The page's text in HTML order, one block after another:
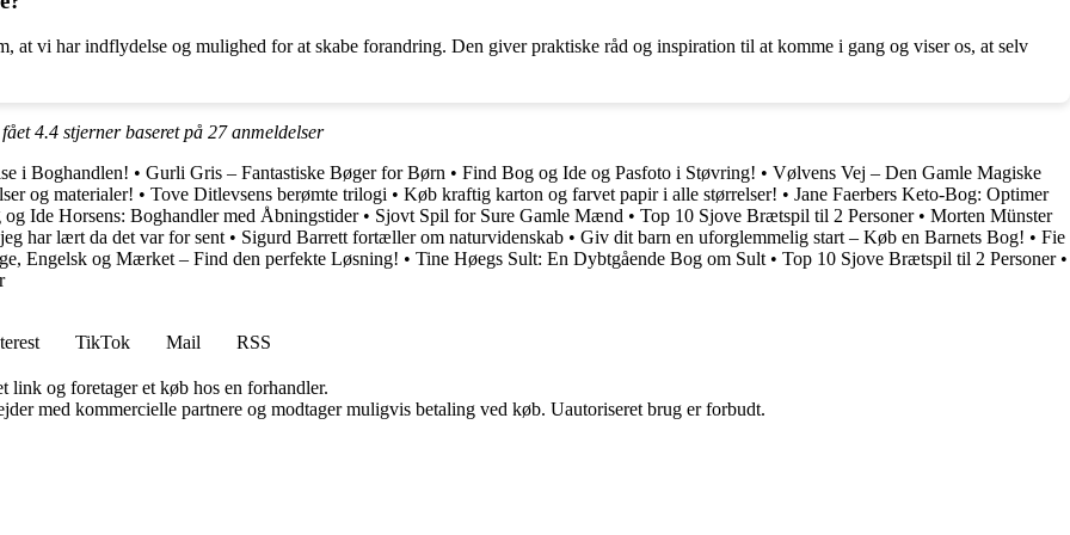
at vi har indflydelse og mulighed for at skabe forandring. Den giver praktiske råd og inspiration til at komme i gang og viser os, at selv
4.4 stjerner baseret på 27anmeldelser
i Boghandlen! • Gurli Gris – Fantastiske Bøger for Børn • Find Bog og Ide og Pasfoto i Støvring! • Vølvens Vej – Den Gamle Magiske
og materialer! • Tove Ditlevsens berømte trilogi • Køb kraftig karton og farvet papir i alle størrelser! • Jane Faerbers Keto-Bog: Optimer
og Ide Horsens: Boghandler med Åbningstider• Sjovt Spil for Sure Gamle Mænd • Top 10 Sjove Brætspil til 2 Personer• Morten Münster
har lært da det var for sent • Sigurd Barrett fortæller om naturvidenskab • Giv dit barn en uforglemmelig start – Køb en Barnets Bog! • Fie
Engelsk og Mærket – Find den perfekte Løsning! • Tine Høegs Sult: En Dybtgående Bog om Sult • Top 10 Sjove Brætspil til 2 Personer•
TikTok Mail RSS
og foretager et køb hos en forhandler.
med kommercielle partnere og modtager muligvis betaling ved køb. Uautoriseret brug er forbudt.